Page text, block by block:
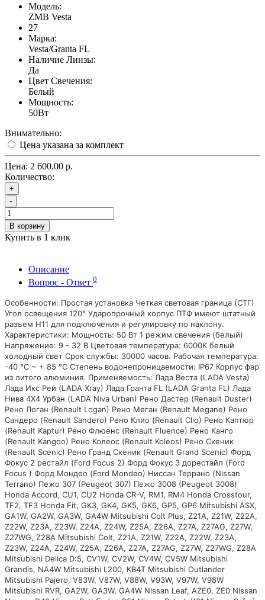
Модель:
ZMB Vesta
27
Марка:
Vesta/Granta FL
Наличие Линзы:
Да
Цвет Свечения:
Белый
Мощность:
50Вт
Внимательно:
Цена указана за комплект
Цена: 2 600.00 р.
Количество:
+
-
В корзину
Купить в 1 клик
Описание
Вопрос - Ответ 0
Особенности: Простая установка Четкая световая граница (СТГ)
Угол освещения 120° Ударопрочный корпус ПТФ имеют штатный
разъем H11 для подключения и регулировку по наклону.
Характеристики: Мощность: 50 Вт 1 режим свечения (белый)
Напряжение: 9 - 32 В Цветовая температура: 6000K белый
холодный свет Срок службы: 30000 часов. Рабочая температура:
-40 °C ~ + 85 °C Степень водонепроницаемости: IP67 Корпус фар
из литого алюминия. Применяемость: Лада Веста (LADA Vesta)
Лада Икс Рей (LADA Xray) Лада Гранта FL (LADA Granta FL) Лада
Нива 4X4 Урбан (LADA Niva Urban) Рено Дастер (Renault Duster)
Рено Логан (Renault Logan) Рено Меган (Renault Megane) Рено
Сандеро (Renault Sandero) Рено Клио (Renault Clio) Рено Каптюр
(Renault Kaptur) Рено Флюенс (Renault Fluence) Рено Канго
(Renault Kangoo) Рено Колеос (Renault Koleos) Рено Скеник
(Renault Scenic) Рено Гранд Скеник (Renault Grand Scenic) Форд
Фокус 2 рестайл (Ford Focus 2) Форд Фокус 3 дорестайл (Ford
Focus ) Форд Мондео (Ford Mondeo) Ниссан Террано (Nissan
Terrano) Пежо 307 (Peugeot 307) Пежо 3008 (Peugeot 3008)
Honda Accord, CU1, CU2 Honda CR-V, RM1, RM4 Honda Crosstour,
TF2, TF3 Honda Fit, GK3, GK4, GK5, GK6, GP5, GP6 Mitsubishi ASX,
GA1W, GA2W, GA3W, GA4W Mitsubishi Colt Plus, Z21A, Z21W, Z22A,
Z22W, Z23A, Z23W, Z24A, Z24W, Z25A, Z26A, Z27A, Z27AG, Z27W,
Z27WG, Z28A Mitsubishi Colt, Z21A, Z21W, Z22A, Z22W, Z23A,
Z23W, Z24A, Z24W, Z25A, Z26A, Z27A, Z27AG, Z27W, Z27WG, Z28A
Mitsubishi Delica D:5, CV1W, CV2W, CV4W, CV5W Mitsubishi
Grandis, NA4W Mitsubishi L200, KB4T Mitsubishi Outlander
Mitsubishi Pajero, V83W, V87W, V88W, V93W, V97W, V98W
Mitsubishi RVR, GA2W, GA3W, GA4W Nissan Leaf, AZE0, ZE0 Nissan